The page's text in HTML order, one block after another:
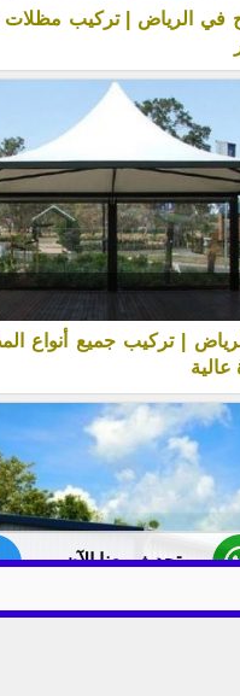
تحدث معنا الآن
في الرياض | تركيب مظلات
| تركيب جميع أنواع
عالية